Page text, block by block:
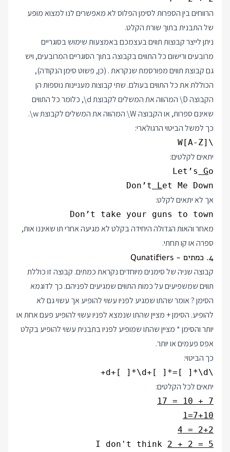
הרווחים בין הספרות לסימן הפלוס לא מאפשרים לנו למצוא מופע
של התבנית בתוך שורת הקלט.
ניתן לייצר קבוצות תווים בעצמכם באמצעות שימוש בסוגריים
מרובעים ורישום כל התווים בקבוצה בתוך הסוגריים המרובעים, ויש
גם קבוצת תווים מפורסמת שנקראת . (כן, פשוט סימן הנקודה),
הכוללת את כל התווים בעולם. שתי קבוצות מעניינות נוספות הן
הקבוצה\Dהמהווה את המשלים לקבוצת\d, כלומר כל התווים
שאינם ספרות, או הקבוצה\Wהמהווה את המשלים לקבוצת\w
.
כך למשל הביטוי הרגולארי:
\W[A-Z]
יתאים לקלטים:
Let’s G
Don’t
Let Me Down
אך לא יתאים לקלט:
Don’t take your guns to town
מאחר והאות הגדולה היחידה בקלט לא מגיעה אחרי תו שאיננו אות,
ספרה או קו תחתי.
4. כמתים - Qunatifiers
קבוצה שניה של סימנים מיוחדים נקראת כמתים. קבוצה זו כוללת
תווים שמשפיעים על כמות התווים שמגיעים לפניהם. כך לדוגמא
הסימן ? אומר שהתו שמגיע לפניו עשוי להופיע אך עשוי גם לא
להופיע. הסימן + מציין שהתו שנמצא לפניו עשוי להופיע פעם אחת או
יותר והסימן * מציין שהתו שמופיע לפניו בתבנית עשוי להופיע בקלט
אפס פעמים או יותר.
כך הביטוי:
\d+[ ]*\d+[ ]*=[ ]*\d+
יתאים לכל הקלטים:
7 + 10 = 17
7+10=1
2+2 = 4
I don't think 2 + 2 = 5